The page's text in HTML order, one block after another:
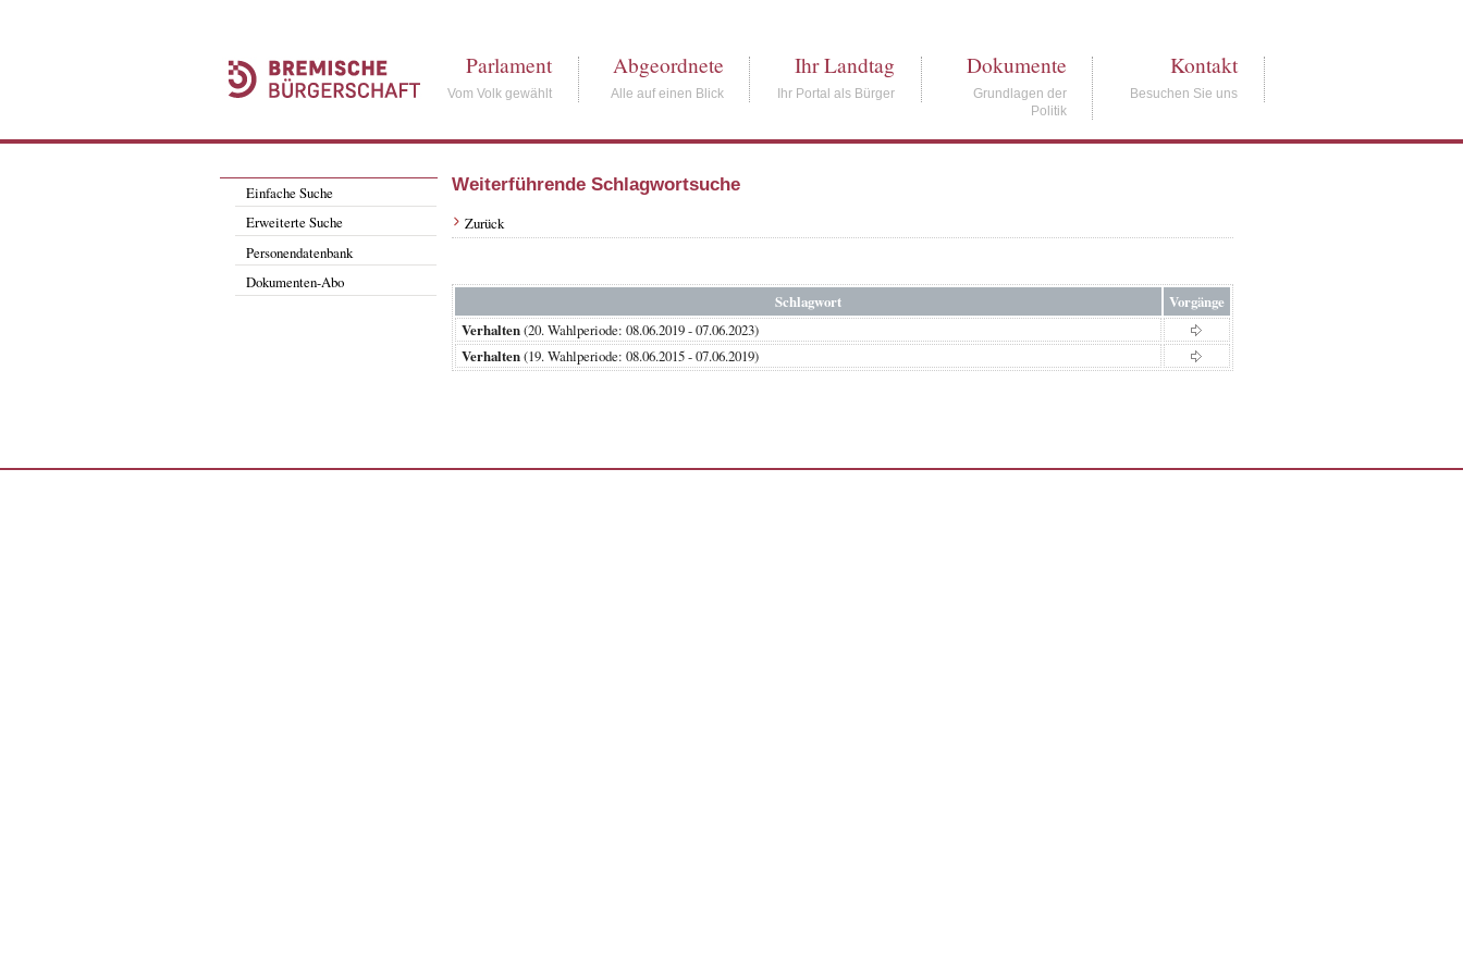
Parlament
Vom Volk gewählt
Abgeordnete
Alle auf einen Blick
Ihr Landtag
Ihr Portal als Bürger
Dokumente
Grundlagen der
Politik
Kontakt
Besuchen Sie uns
Einfache Suche
Erweiterte Suche
Personendatenbank
Dokumenten-Abo
Weiterführende Schlagwortsuche
Zurück
Schlagwort
Vorgänge
Verhalten(20. Wahlperiode: 08.06.2019 - 07.06.2023)
Verhalten(19. Wahlperiode: 08.06.2015 - 07.06.2019)